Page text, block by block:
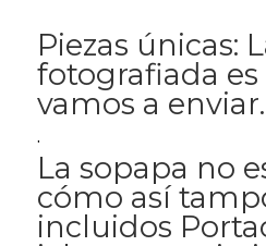
Piezas únicas:
fotografiada
vamos a enviar.
.
La sopapa no
cómo así
incluidos